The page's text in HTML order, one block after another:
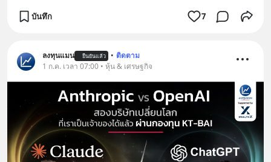
บันทึก 7
ลงทุนแมน ยืนยันแล้ว • ติดตาม
1 ก.ค. เวลา 07:00 • หุ้น & เศรษฐกิจ